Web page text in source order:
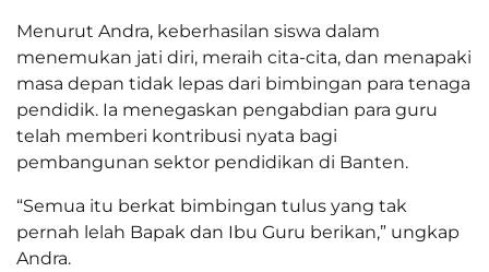
Menurut Andra, keberhasilan siswa dalam
menemukan jati diri, meraih cita-cita, dan menapaki
masa depan tidak lepas dari bimbingan para tenaga
pendidik. Ia menegaskan pengabdian para guru
telah memberi kontribusi nyata bagi
pembangunan sektor pendidikan di Banten.
“Semua itu berkat bimbingan tulus yang tak
pernah lelah Bapak dan Ibu Guru berikan,” ungkap
Andra.